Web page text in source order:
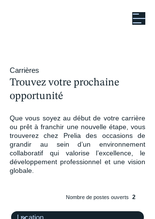
Carrières
Trouvez votre prochaine
opportunité
Que vous soyez au début de votre carrière
ou prêt à franchir une nouvelle étape, vous
trouverez chez Prelia des occasions de
grandir au sein d’un environnement
collaboratif qui valorise l’excellence, le
développement professionnel et une vision
globale.
Nombre de postes ouverts 2